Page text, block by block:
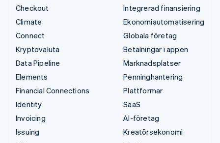
Checkout
Climate
Connect
Kryptovaluta
Data Pipeline
Elements
Financial Connections
Identity
Invoicing
Issuing
Integrerad finansiering
Ekonomiautomatisering
Globala företag
Betalningar i appen
Marknadsplatser
Penninghantering
Plattformar
SaaS
AI-företag
Kreatörsekonomi